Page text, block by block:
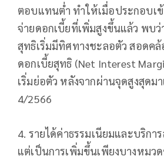
ตอบแทนต่ำ ทำให้เมื่อประกอบเ
จ่ายดอกเบี้ยที่เพิ่มสูงขึ้นแล้ว พบว่
สุทธิเริ่มมีทิศทางชะลอตัว สอดค
ดอกเบี้ยสุทธิ (Net Interest
เริ่มย่อตัว หลังจากผ่านจุดสูงสุดม
4/2566
4. รายได้ค่าธรรมเนียมและบริก
แต่เป็นการเพิ่มขึ้นเพียงบางหมว